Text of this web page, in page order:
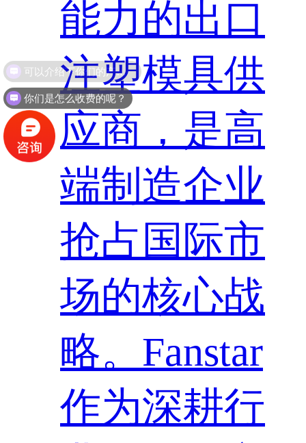
能力的出口
注塑模具供
应商，是高
端制造企业
抢占国际市
场的核心战
略。Fanstar
作为深耕行
你们是怎么收费的呢？